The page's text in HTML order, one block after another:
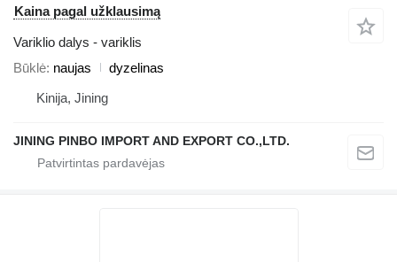
Kaina pagal užklausimą
Variklio dalys - variklis
Būklė naujas
dyzelinas
Kinija, Jining
JINING PINBO IMPORT AND EXPORT CO.,LTD.